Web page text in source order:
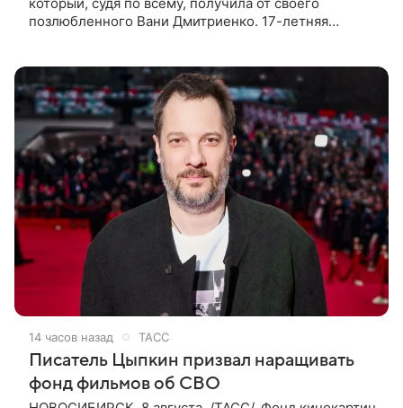
который, судя по всему, получилa от своего
позлюбленного Вани Дмитриенко. 17-летняя
14 часов назад ТАСС
Писатель Цыпкин призвал наращивать
фонд фильмов об СВО